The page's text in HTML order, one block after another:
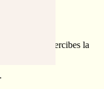
de noche percibes la